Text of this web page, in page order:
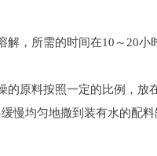
，所需的时间在10～20小
原料按照一定的比例，放
慢均匀地撒到装有水的配